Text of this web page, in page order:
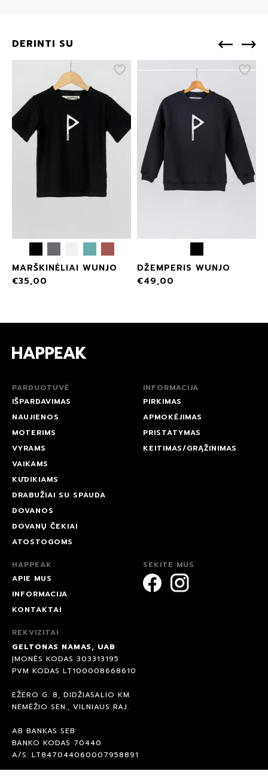
DERINTI SU
MARŠKINĖLIAI WUNJO
€35,00
DŽEMPERIS WUNJO
€49,00
PARDUOTUVĖ
IŠPARDAVIMAS
NAUJIENOS
MOTERIMS
VYRAMS
VAIKAMS
KŪDIKIAMS
DRABUŽIAI SU SPAUDA
DOVANOS
DOVANŲ ČEKIAI
ATOSTOGOMS
INFORMACIJA
PIRKIMAS
APMOKĖJIMAS
PRISTATYMAS
KEITIMAS/GRĄŽINIMAS
HAPPEAK
APIE MUS
INFORMACIJA
KONTAKTAI
SEKITE MUS
REKVIZITAI
GELTONAS NAMAS, UAB
ĮMONĖS KODAS 303313195
PVM KODAS LT100008668610
EŽERO G. 8, DIDŽIASALIO KM.
NEMĖŽIO SEN., VILNIAUS RAJ.
AB BANKAS SEB
BANKO KODAS 70440
A/S: LT847044060007958891